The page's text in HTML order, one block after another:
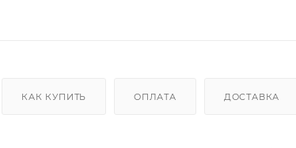
КАК КУПИТЬ ОПЛАТА ДОСТАВКА